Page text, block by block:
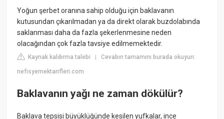
Yoğun şerbet oranına sahip olduğu için baklavanın
kutusundan çıkarılmadan ya da direkt olarak buzdolabında
saklanması daha da fazla şekerlenmesine neden
olacağından çok fazla tavsiye edilmemektedir.
Kaynak kaldırma talebi |Cevabın tamamını burada okuyun:
nefisyemektarifleri.com
Baklavanın yağı ne zaman dökülür?
Baklava tepsisi büyüklüğünde kesilen yufkalar, ince